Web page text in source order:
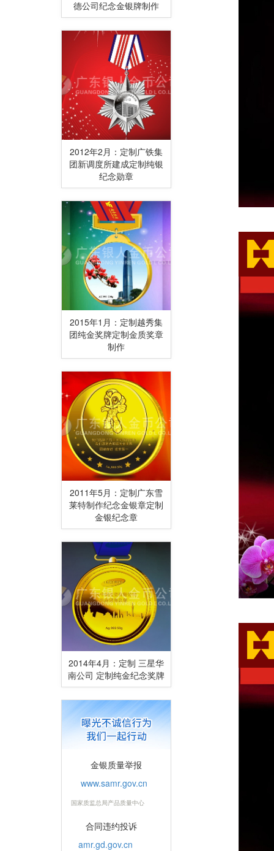
德公司纪念金银牌制作
2012年2月：定制广铁集
团新调度所建成定制纯银
纪念勋章
2015年1月：定制越秀集
团纯金奖牌定制金质奖章
制作
2011年5月：定制广东雪
莱特制作纪念金银章定制
金银纪念章
2014年4月：定制 三星华
南公司 定制纯金纪念奖牌
金银质量举报
www.samr.gov.cn
国家质监总局产品质量中心
合同违约投诉
amr.gd.gov.cn